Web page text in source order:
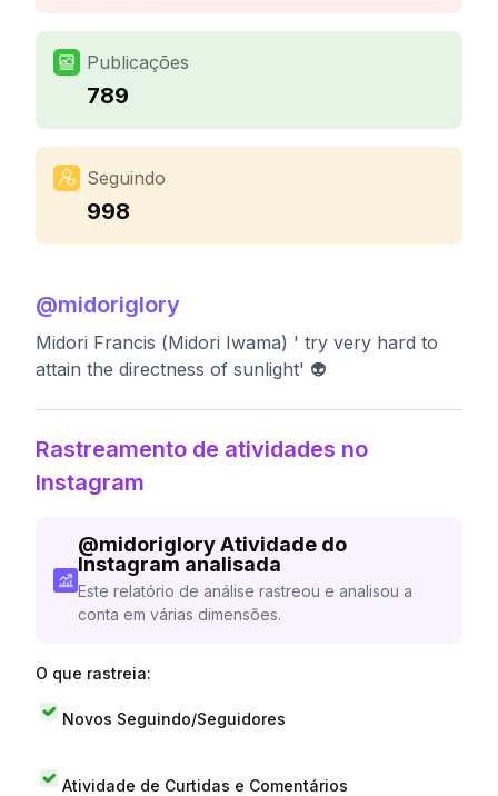
Publicações
789
Seguindo
998
@midoriglory
Midori Francis (Midori Iwama) ' try very hard to
attain the directness of sunlight' 👽
Rastreamento de atividades no
Instagram
@midoriglory Atividade do
Instagram analisada
Este relatório de análise rastreou e analisou a
conta em várias dimensões.
O que rastreia:
Novos Seguindo/Seguidores
Atividade de Curtidas e Comentários